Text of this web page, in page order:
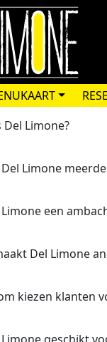
Del Limone?
Limone
een
Del Limone
kiezen klanten
geschikt